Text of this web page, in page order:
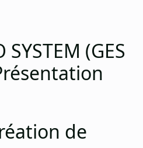
SYSTEM (GES
de